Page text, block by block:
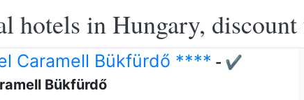
hotels in Hungary,
Caramell Bükfürdő **** - ✔️
Bükfürdő